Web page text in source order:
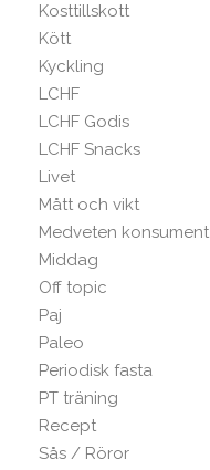
Kosttillskott
Kött
Kyckling
LCHF
LCHF Godis
LCHF Snacks
Livet
Mått och vikt
Medveten konsument
Middag
Off topic
Paj
Paleo
Periodisk fasta
PT träning
Recept
Sås / Röror